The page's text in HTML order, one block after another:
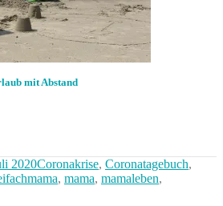
mit Abstand
2020Kategorien
Coronakrise, Coronatagebuch,
, mama, mamaleben,